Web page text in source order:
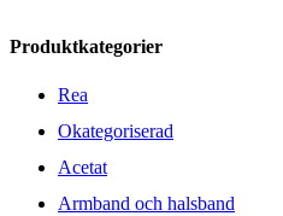
Produktkategorier
Rea
Okategoriserad
Acetat
Armband och halsband